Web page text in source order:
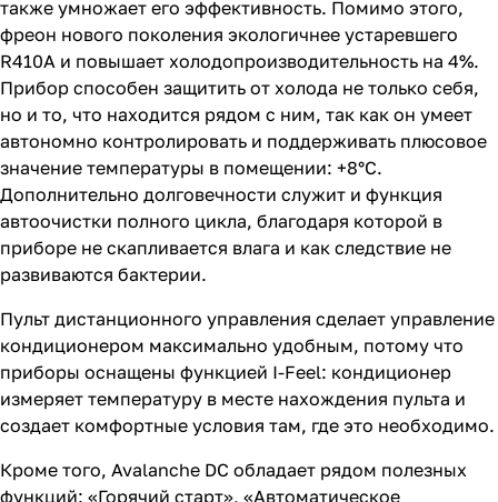
также умножает его эффективность. Помимо этого,
фреон нового поколения экологичнее устаревшего
R410A и повышает холодопроизводительность на 4%.
Прибор способен защитить от холода не только себя,
но и то, что находится рядом с ним, так как он умеет
автономно контролировать и поддерживать плюсовое
значение температуры в помещении: +8°С.
Дополнительно долговечности служит и функция
автоочистки полного цикла, благодаря которой в
приборе не скапливается влага и как следствие не
развиваются бактерии.
Пульт дистанционного управления сделает управление
кондиционером максимально удобным, потому что
приборы оснащены функцией I-Feel: кондиционер
измеряет температуру в месте нахождения пульта и
создает комфортные условия там, где это необходимо.
Кроме того, Avalanche DC обладает рядом полезных
функций: «Горячий старт», «Автоматическое